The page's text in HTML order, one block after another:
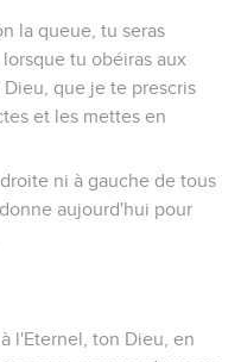
la queue, tu seras
tu obéiras aux
que je te prescris
et les mettes en
ni à gauche de tous
aujourd'hui pour
l'Eternel, ton Dieu, en